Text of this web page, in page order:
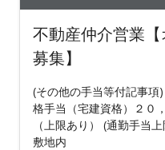
不動産仲介営業
募集】
(その他の手当等付記事項
格手当（宅建資格）２０
（上限あり） (通勤手当
敷地内